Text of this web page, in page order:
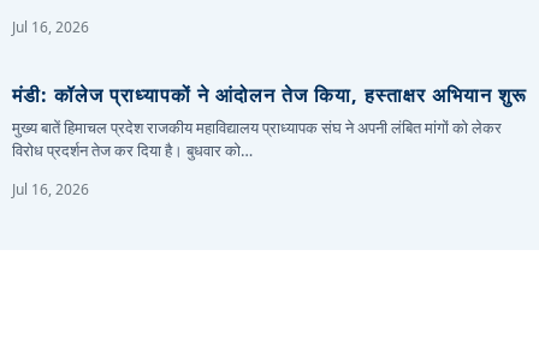
Jul 16, 2026
मंडी: कॉलेज प्राध्यापकों ने आंदोलन तेज किया, हस्ताक्षर अभियान शुरू
मुख्य बातें हिमाचल प्रदेश राजकीय महाविद्यालय प्राध्यापक संघ ने अपनी लंबित मांगों को लेकर
विरोध प्रदर्शन तेज कर दिया है। बुधवार को…
Jul 16, 2026